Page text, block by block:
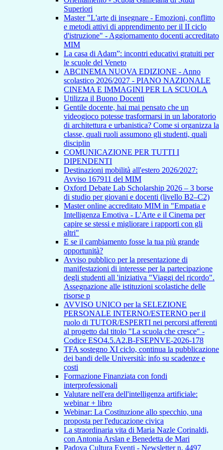
Superiori
Master "L'arte di insegnare - Emozioni, conflitto
e metodi attivi di apprendimento per il II ciclo
d'istruzione" - Aggiornamento docenti accreditato
MIM
La casa di Adam”: incontri educativi gratuiti per
le scuole del Veneto
ABCINEMA NUOVA EDIZIONE - Anno
scolastico 2026/2027 - PIANO NAZIONALE
CINEMA E IMMAGINI PER LA SCUOLA
Utilizza il Buono Docenti
Gentile docente, hai mai pensato che un
videogioco potesse trasformarsi in un laboratorio
di architettura e urbanistica? Come si organizza la
classe, quali ruoli assumono gli studenti, quali
disciplin
COMUNICAZIONE PER TUTTI I
DIPENDENTI
Destinazioni mobilità all'estero 2026/2027:
Avviso 167911 del MIM
Oxford Debate Lab Scholarship 2026 – 3 borse
di studio per giovani e docenti (livello B2–C2)
Master online accreditato MIM in "Empatia e
Intelligenza Emotiva - L'Arte e il Cinema per
capire se stessi e migliorare i rapporti con gli
altri"
E se il cambiamento fosse la tua più grande
opportunità?
Avviso pubblico per la presentazione di
manifestazioni di interesse per la partecipazione
degli studenti all 'iniziativa "Viaggi del ricordo".
Assegnazione alle istituzioni scolastiche delle
risorse p
AVVISO UNICO per la SELEZIONE
PERSONALE INTERNO/ESTERNO per il
ruolo di TUTOR/ESPERTI nei percorsi afferenti
al progetto dal titolo "La scuola che cresce" -
Codice ESO4.5.A2.B-FSEPNVE-2026-178
TFA sostegno XI ciclo, continua la pubblicazione
dei bandi delle Università: info su scadenze e
costi
Formazione Finanziata con fondi
interprofessionali
Valutare nell'era dell'intelligenza artificiale:
webinar + libro
Webinar: La Costituzione allo specchio, una
proposta per l'educazione civica
La straordinaria vita di Maria Nazle Corinaldi,
con Antonia Arslan e Benedetta de Mari
Padova Cultura Eventi - Newsletter n. 4497